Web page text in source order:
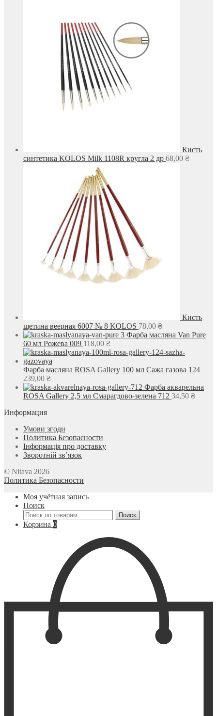
Кисть
синтетика KOLOS Milk 1108R кругла 2 др 68,00 ₴
Кисть
щетина веерная 6007 № 8 KOLOS 78,00 ₴
Фарба масляна Van Pure
60 мл Рожева 009 118,00 ₴
Фарба масляна ROSA Gallery 100 мл Сажа газова 124
239,00 ₴
Фарба акварельна
ROSA Gallery 2,5 мл Смарагдово-зелена 712 34,50 ₴
Информация
Умови згоди
Политика Безопасности
Інформація про доставку
Зворотній зв’язок
© Nitava 2026
Политика Безопасности
Моя учётная запись
Поиск
Искать:
Поиск
Корзина 0